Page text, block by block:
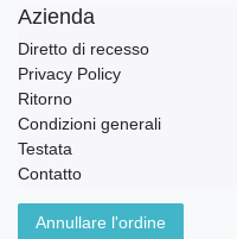
Azienda
Diretto di recesso
Privacy Policy
Ritorno
Condizioni generali
Testata
Contatto
Annullare l'ordine